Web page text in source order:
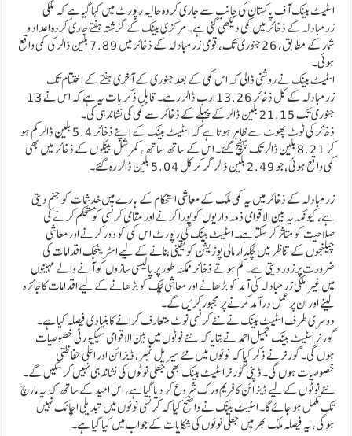
اسٹیٹ بینک آف پاکستان کی جانب سے جاری کردہ حالیہ رپورٹ میں کہا گیا ہے کہ ملکی
زرمبادلہ کے ذخائر میں کمی دیکھی گئی ہے۔ مرکزی بینک کے گزشتہ ہفتے جاری کردہ اعداد و
شمار کے مطابق، 26 جنوری تک، قومی زرمبادلہ کے ذخائر میں 7.89 بلین ڈالر کی کمی واقع
ہوئی۔
اسٹیٹ بینک نے روشنی ڈالی کہ اس کمی کے بعد جنوری کے آخری ہفتے کے اختتام تک
زرمبادلہ کے کل ذخائر 13.26 ارب ڈالر رہے۔ قابل ذکر بات یہ ہے کہ اس نے 13
جنوری تک 21.15 بلین ڈالر کے پہلے کے ذخائر سے کمی کی نشاندہی کی۔
ذخائر کی ٹوٹ پھوٹ سے ظاہر ہوتا ہے کہ اسٹیٹ بینک کے اپنے ذخائر 5.4 بلین ڈالر کم ہو
کر 8.21 بلین ڈالر تک پہنچ گئے۔ اس کے ساتھ ساتھ، کمرشل بینکوں کے ذخائر میں بھی
کمی واقع ہوئی، جو 2.49 بلین ڈالر گر کر کل 5.04 بلین ڈالر رہ گئے۔
زرمبادلہ کے ذخائر میں یہ کمی ملک کے معاشی استحکام کے بارے میں خدشات کو جنم دیتی
ہے، کیونکہ یہ بین الاقوامی ذمہ داریوں کو پورا کرنے اور مقامی کرنسی کو مستحکم کرنے کی
صلاحیت کو متاثر کر سکتا ہے۔ اسٹیٹ بینک کی رپورٹ اس کمی کو دور کرنے اور معاشی
چیلنجوں کے تناظر میں لچکدار مالی پوزیشن کو یقینی بنانے کے لیے اسٹریٹجک اقدامات کی
ضرورت پر زور دیتی ہے۔ کم ہوتے ذخائر ممکنہ طور پر پالیسی سازوں کو آنے والے مہینوں
میں غیر ملکی زرمبادلہ کی آمد کو بڑھانے اور معاشی لچک کو بڑھانے کے لیے اقدامات کا جائزہ
لینے اور ان پر عمل درآمد کرنے پر مجبور کریں گے۔
دوسری طرف اسٹیٹ بینک نے نئے کرنسی نوٹ متعارف کرانے کا بنیادی فیصلہ کیا ہے۔
گورنر اسٹیٹ بینک جمیل احمد نے بتایا کہ نئے نوٹوں میں بین الاقوامی سیکیورٹی خصوصیات
ہوں گی۔ گورنر نے ذکر کیا کہ نوٹوں میں نئے سیریل نمبر، ڈیزائن اور اعلیٰ حفاظتی
خصوصیات ہوں گی۔ ڈپٹی گورنر اسٹیٹ بینک بھی جعلی نوٹوں کی نشاندہی نہیں کر سکیں گے۔
نئے نوٹوں کے لیے ڈیزائن کا فریم ورک شروع کر دیا گیا ہے، اس امید کے ساتھ کہ یہ مارچ
تک مکمل ہو جائے گا۔ اسٹیٹ بینک نے واضح کیا کہ کرنسی نوٹوں میں تبدیلی اچانک نہیں
ہوگی، یہ فیصلہ ملک بھر میں جعلی نوٹوں کی شکایات کے جواب میں کیا گیا ہے۔